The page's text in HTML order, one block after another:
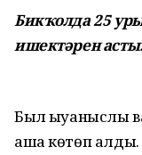
Бикҡолда 25
ишектәрен
Был ҡыуаныслы
аша көтөп алды.